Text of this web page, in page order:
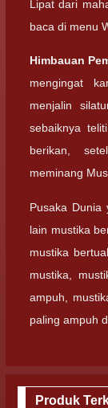
Lipat dari
baca di menu
Himbauan
mengingat
menjalin
sebaiknya
berikan,
meminang
Pusaka Dunia
lain mustika
mustika
mustika,
ampuh,
paling ampuh
Produk